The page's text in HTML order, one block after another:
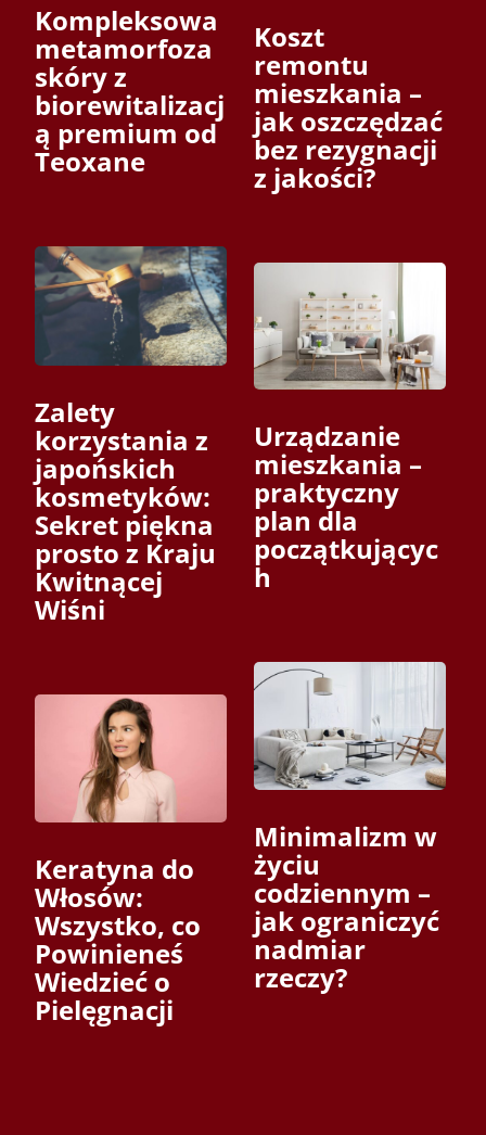
Kompleksowa
metamorfoza
skóry z
biorewitalizacj
ą premium od
Teoxane
Zalety
korzystania z
japońskich
kosmetyków:
Sekret piękna
prosto z Kraju
Kwitnącej
Wiśni
Keratyna do
Włosów:
Wszystko, co
Powinieneś
Wiedzieć o
Pielęgnacji
Koszt
remontu
mieszkania –
jak oszczędzać
bez rezygnacji
z jakości?
Urządzanie
mieszkania –
praktyczny
plan dla
początkującyc
h
Minimalizm w
życiu
codziennym –
jak ograniczyć
nadmiar
rzeczy?